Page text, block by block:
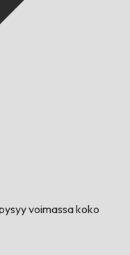
voimassa koko